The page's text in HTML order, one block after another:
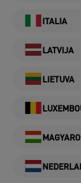
ITALIA
LATVIJA
LIETUVA